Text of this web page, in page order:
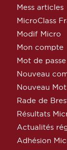
Mess articles
MicroClass
Modif Micro
Mon compte
Mot de
Nouveau
Nouveau
Rade de
Résultats
Actualités
Adhésion